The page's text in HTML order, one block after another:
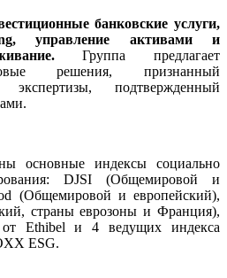
банковские услуги,
управление активами и
Группа предлагает
решения, признанный
экспертизы, подтвержденный
основные индексы социально
DJSI (Общемировой и
(Общемировой и европейский),
страны еврозоны и Франция),
Ethibel и 4 ведущих индекса
ESG.